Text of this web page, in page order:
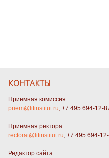
КОНТАКТЫ
Приемная комиссия:
priem@litinstitut.ru; +7 495 694-12-
Приемная ректора:
rectorat@litinstitut.ru; +7 495 694-
Редактор сайта: